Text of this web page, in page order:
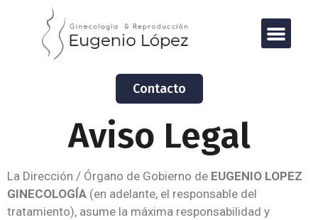
Contacto
Aviso Legal
La Dirección / Órgano de Gobierno de EUGENIO LOPEZ
GINECOLOGÍA (en adelante, el responsable del
tratamiento), asume la máxima responsabilidad y